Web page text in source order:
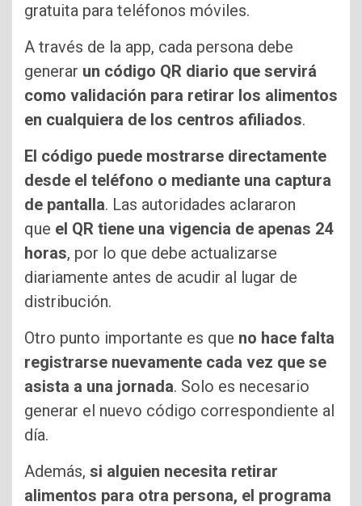
gratuita para teléfonos móviles.
A través de la app, cada persona debe
generar un código QR diario que servirá
como validación para retirar los alimentos
en cualquiera de los centros afiliados.
El código puede mostrarse directamente
desde el teléfono o mediante una captura
de pantalla. Las autoridades aclararon
que el QR tiene una vigencia de apenas 24
horas, por lo que debe actualizarse
diariamente antes de acudir al lugar de
distribución.
Otro punto importante es que no hace falta
registrarse nuevamente cada vez que se
asista a una jornada. Solo es necesario
generar el nuevo código correspondiente al
día.
Además, si alguien necesita retirar
alimentos para otra persona, el programa